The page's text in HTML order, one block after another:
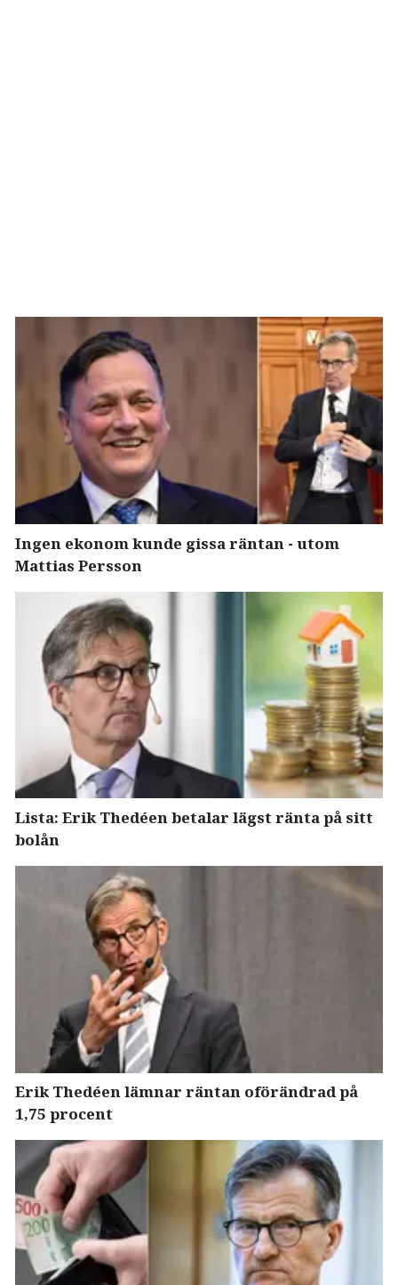
Ingen ekonom kunde gissa räntan - utom
Mattias Persson
Lista: Erik Thedéen betalar lägst ränta på sitt
bolån
Erik Thedéen lämnar räntan oförändrad på
1,75 procent